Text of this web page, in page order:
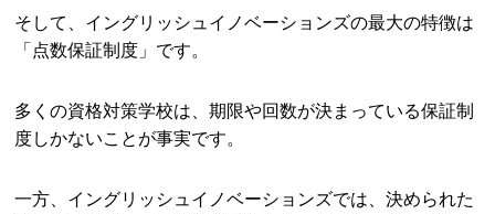
そして、イングリッシュイノベーションズの最大の特徴は
「点数保証制度」です。
多くの資格対策学校は、期限や回数が決まっている保証制
度しかないことが事実です。
一方、イングリッシュイノベーションズでは、決められた